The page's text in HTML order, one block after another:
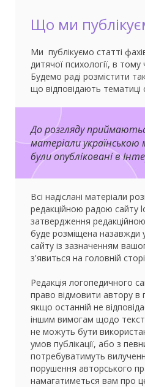
Що ми
Ми публікуємо статті
дитячої психології, в тому
Будемо раді розмістити
що відповідають тематиці
До розгляду
матеріали українською
були опубліковані в
Всі надіслані матеріали
редакційною радою сайту
затвердження
буде розміщена назавжди у
сайту із зазначенням
з'явиться на головній
Редакція логопедичного
право відмовити автору в
якщо останній не
іншим вимогам щодо
не можуть бути
умов публікації, або з
потребуватимуть
порушення авторського
намагатиметься вам про